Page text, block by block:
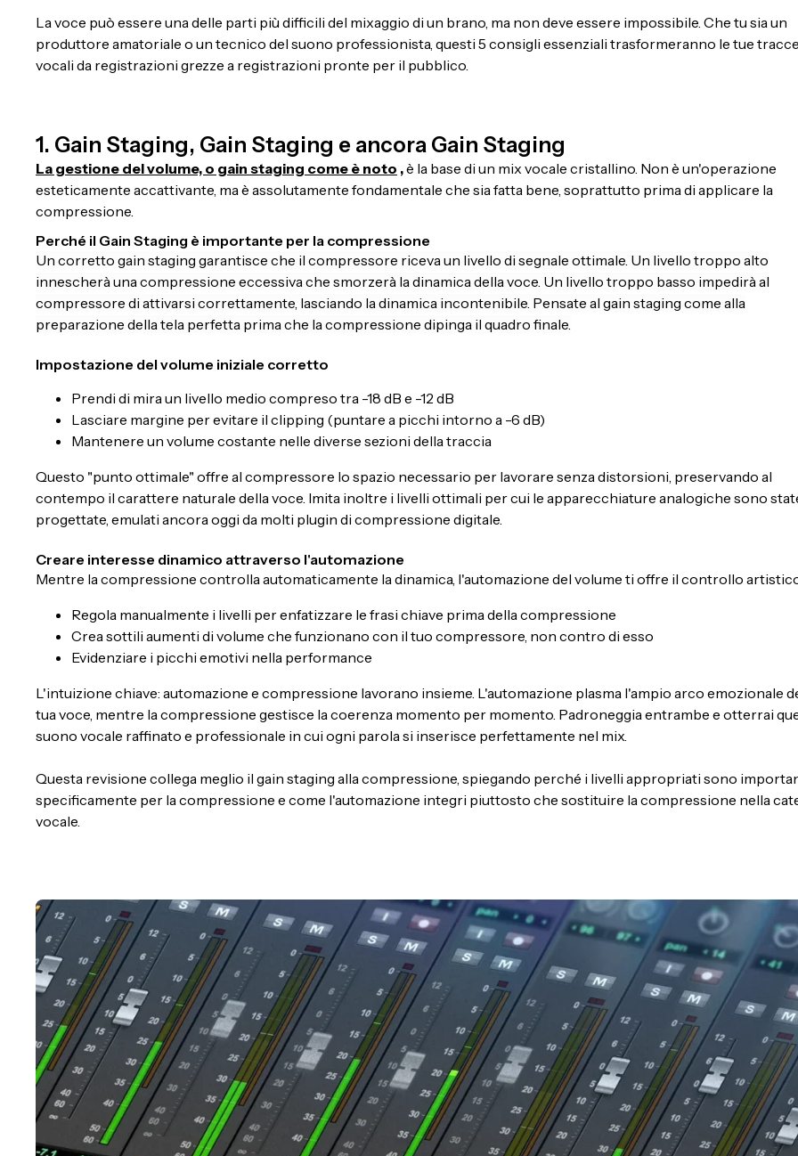
La voce può essere una delle parti più difficili del mixaggio di un brano, ma non deve essere impossibile. Che tu sia un
produttore amatoriale o un tecnico del suono professionista, questi 5 consigli essenziali trasformeranno le tue tracce
vocali da registrazioni grezze a registrazioni pronte per il pubblico.
1. Gain Staging, Gain Staging e ancora Gain Staging
La gestione del volume, o gain staging come è noto ,è la base di un mix vocale cristallino. Non è un'operazione
esteticamente accattivante, ma è assolutamente fondamentale che sia fatta bene, soprattutto prima di applicare la
compressione.
Perché il Gain Staging è importante per la compressione
Un corretto gain staging garantisce che il compressore riceva un livello di segnale ottimale. Un livello troppo alto
innescherà una compressione eccessiva che smorzerà la dinamica della voce. Un livello troppo basso impedirà al
compressore di attivarsi correttamente, lasciando la dinamica incontenibile. Pensate al gain staging come alla
preparazione della tela perfetta prima che la compressione dipinga il quadro finale.
Impostazione del volume iniziale corretto
Prendi di mira un livello medio compreso tra -18 dB e -12 dB
Lasciare margine per evitare il clipping (puntare a picchi intorno a -6 dB)
Mantenere un volume costante nelle diverse sezioni della traccia
Questo "punto ottimale" offre al compressore lo spazio necessario per lavorare senza distorsioni, preservando al
contempo il carattere naturale della voce. Imita inoltre i livelli ottimali per cui le apparecchiature analogiche sono
progettate, emulati ancora oggi da molti plugin di compressione digitale.
Creare interesse dinamico attraverso l'automazione
Mentre la compressione controlla automaticamente la dinamica, l'automazione del volume ti offre il controllo
Regola manualmente i livelli per enfatizzare le frasi chiave prima della compressione
Crea sottili aumenti di volume che funzionano con il tuo compressore, non contro di esso
Evidenziare i picchi emotivi nella performance
L'intuizione chiave: automazione e compressione lavorano insieme. L'automazione plasma l'ampio arco emozionale
tua voce, mentre la compressione gestisce la coerenza momento per momento. Padroneggia entrambe e otterrai
suono vocale raffinato e professionale in cui ogni parola si inserisce perfettamente nel mix.
Questa revisione collega meglio il gain staging alla compressione, spiegando perché i livelli appropriati sono
specificamente per la compressione e come l'automazione integri piuttosto che sostituire la compressione nella
vocale.